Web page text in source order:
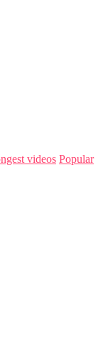
videos Popular